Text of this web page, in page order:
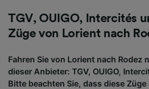
TGV, OUIGO, Intercités
Züge von Lorient nach
Fahren Sie von Lorient nach Rodez
dieser Anbieter: TGV, OUIGO,
Bitte beachten Sie, dass diese